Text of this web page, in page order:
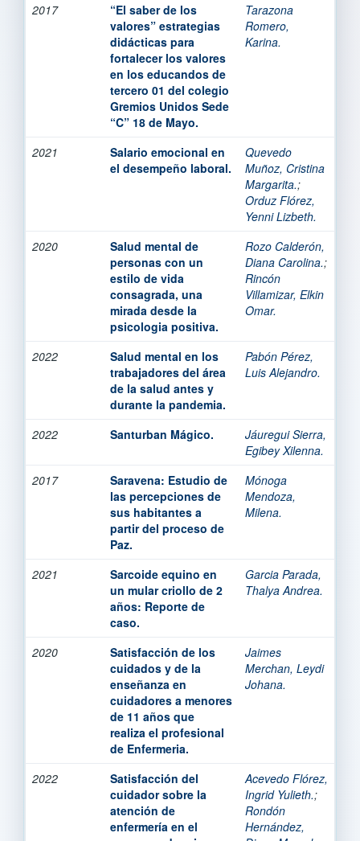
2017
“El saber de los
valores” estrategias
didácticas para
fortalecer los valores
en los educandos de
tercero 01 del colegio
Gremios Unidos Sede
“C” 18 de Mayo.
Tarazona
Romero,
Karina.
2021
Salario emocional en
el desempeño laboral.
Quevedo
Muñoz, Cristina
Margarita.;
Orduz Flórez,
Yenni Lizbeth.
2020
Salud mental de
personas con un
estilo de vida
consagrada, una
mirada desde la
psicologia positiva.
Rozo Calderón,
Diana Carolina.;
Rincón
Villamizar, Elkin
Omar.
2022
Salud mental en los
trabajadores del área
de la salud antes y
durante la pandemia.
Pabón Pérez,
Luis Alejandro.
2022 Santurban Mágico.
Jáuregui Sierra,
Egibey Xilenna.
2017
Saravena: Estudio de
las percepciones de
sus habitantes a
partir del proceso de
Paz.
Mónoga
Mendoza,
Milena.
2021
Sarcoide equino en
un mular criollo de 2
años: Reporte de
caso.
Garcia Parada,
Thalya Andrea.
2020
Satisfacción de los
cuidados y de la
enseñanza en
cuidadores a menores
de 11 años que
realiza el profesional
de Enfermeria.
Jaimes
Merchan, Leydi
Johana.
2022
Satisfacción del
cuidador sobre la
atención de
enfermería en el
Acevedo Flórez,
Ingrid Yulieth.;
Rondón
Hernández,